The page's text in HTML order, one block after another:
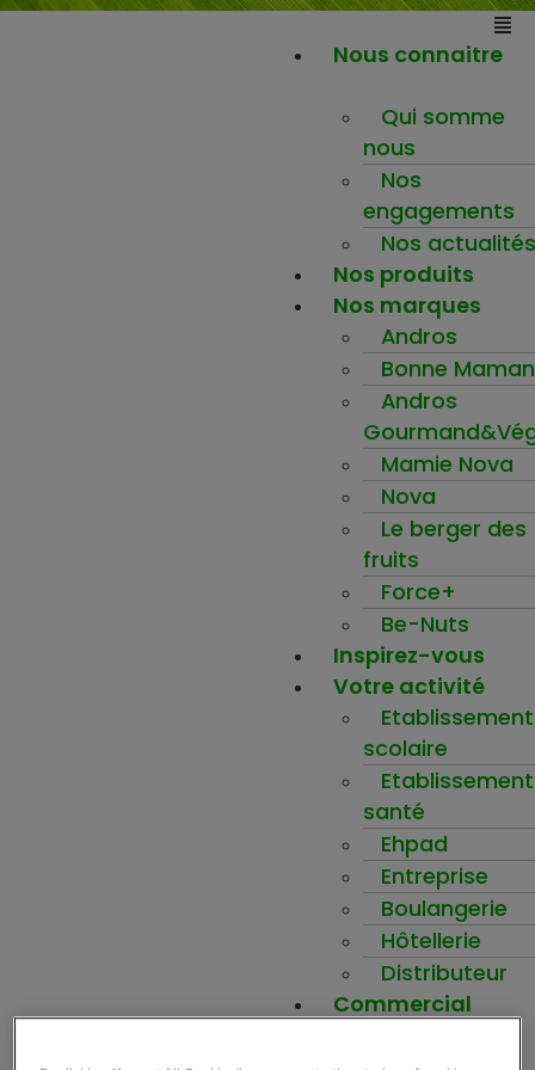
Nous connaitre
Qui somme
nous
Nos
engagements
Nos actualités
Nos produits
Nos marques
Andros
Bonne Maman
Andros
Mamie Nova
Nova
Le berger des
fruits
Force+
Be-Nuts
Inspirez-vous
Votre activité
Etablissement
scolaire
santé
Ehpad
Entreprise
Boulangerie
Hôtellerie
Distributeur
Commercial